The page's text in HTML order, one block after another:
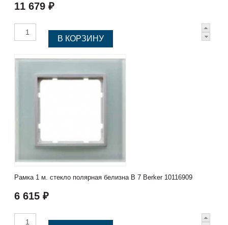
11 679 ₽
Рамка 1 м. стекло полярная белизна B 7 Berker 10116909
6 615 ₽